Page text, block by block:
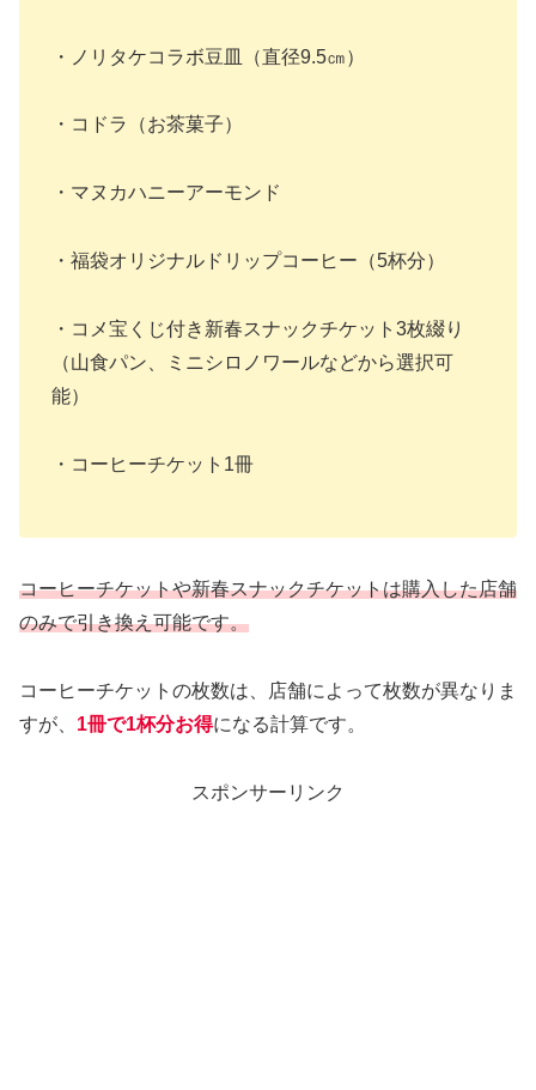
・ノリタケコラボ豆皿（直径9.5㎝）
・コドラ（お茶菓子）
・マヌカハニーアーモンド
・福袋オリジナルドリップコーヒー（5杯分）
・コメ宝くじ付き新春スナックチケット3枚綴り
（山食パン、ミニシロノワールなどから選択可
能）
・コーヒーチケット1冊
コーヒーチケットや新春スナックチケットは購入した店舗
のみで引き換え可能です。
コーヒーチケットの枚数は、店舗によって枚数が異なりま
すが、 1冊で1杯分お得になる計算です。
スポンサーリンク